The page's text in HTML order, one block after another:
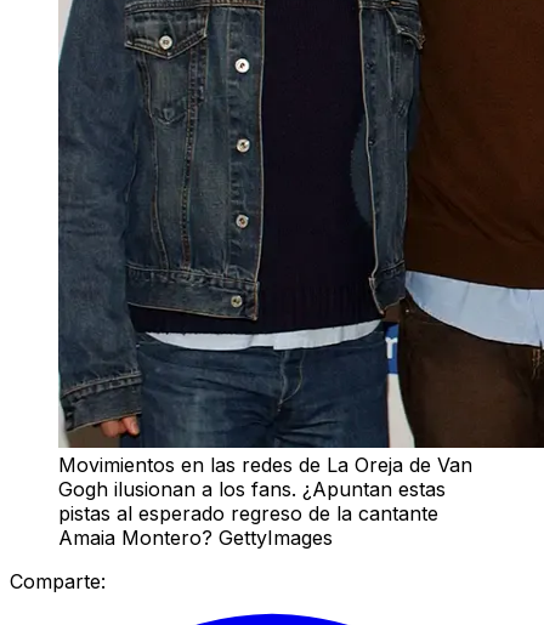
Movimientos en las redes de La Oreja de Van
Gogh ilusionan a los fans. ¿Apuntan estas
pistas al esperado regreso de la cantante
Amaia Montero? GettyImages
Comparte: